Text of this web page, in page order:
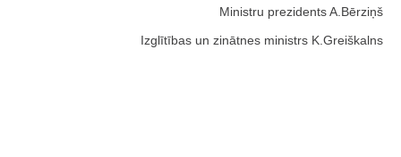
Ministru prezidents A.Bērziņš
Izglītības un zinātnes ministrs K.Greiškalns